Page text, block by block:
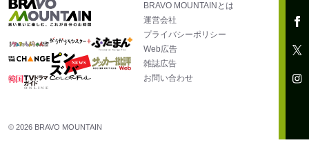
BRAVO MOUNTAINとは
運営会社
プライバシーポリシー
Web広告
雑誌広告
お問い合わせ
© 2026 BRAVO MOUNTAIN